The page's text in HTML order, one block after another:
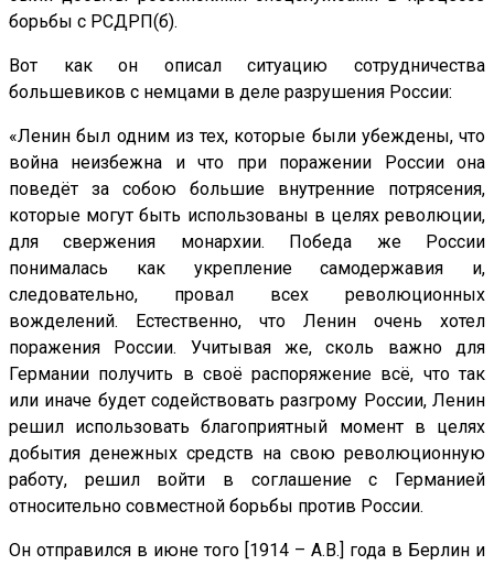
борьбы с РСДРП(б).
Вот как он описал ситуацию сотрудничества
большевиков с немцами в деле разрушения России:
«Ленин был одним из тех, которые были убеждены, что
война неизбежна и что при поражении России она
поведёт за собою большие внутренние потрясения,
которые могут быть использованы в целях революции,
для свержения монархии. Победа же России
понималась как укрепление самодержавия и,
следовательно, провал всех революционных
вожделений. Естественно, что Ленин очень хотел
поражения России. Учитывая же, сколь важно для
Германии получить в своё распоряжение всё, что так
или иначе будет содействовать разгрому России, Ленин
решил использовать благоприятный момент в целях
добытия денежных средств на свою революционную
работу, решил войти в соглашение с Германией
относительно совместной борьбы против России.
Он отправился в июне того [1914 – А.В.] года в Берлин и